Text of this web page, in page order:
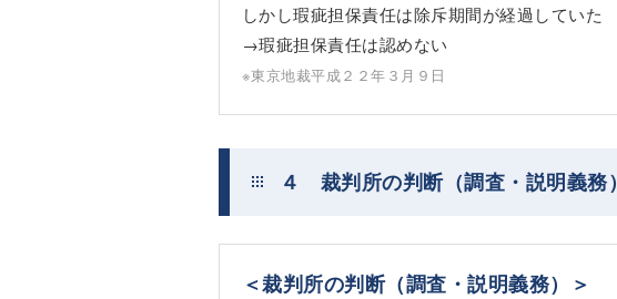
しかし瑕疵担保責任は除斥期間が経過していた
→瑕疵担保責任は認めない
※東京地裁平成２２年３月９日
４ 裁判所の判断（調査・説明義務）
＜裁判所の判断（調査・説明義務）＞